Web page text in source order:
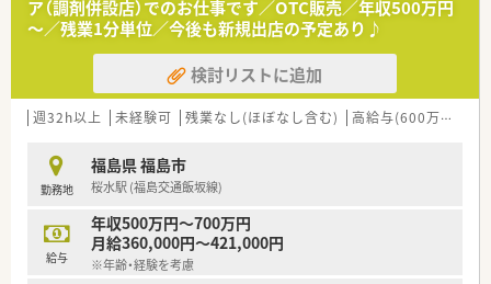
◆調剤とOTCに分野別けした各種講座をe-Learningで学べる
◆研修認定薬剤師や実務実習指導薬剤師といった資格取得支援
もございます
＼企業について／
■1960年の創業以来「お客様第一主義」の信念のもと、現在は東
点）。
門前薬局という役割ではなく地域の生活者医療を担う存在とし
て成長し続けています。
■業界平均の店舗面積より2～5倍の店舗面積があり、その分調
剤室もその分広くなっており衛生的な環境を保っています。
■1店舗当たりの平均売上高が業界ナンバー１となっています。
医薬品の品目数は総合病院並みの1,500～3,000種類
ア（調剤併設店）でのお仕事です／OTC販売／年収500万円
～／残業1分単位／今後も新規出店の予定あり♪
検討リストに追加
週32h以上 未経験可 残業なし(ほぼなし含む) 高給与(600万円以上)
勤務地
福島県 福島市
桜水駅 (福島交通飯坂線)
給与
年収500万円～700万円
月給360,000円～421,000円
※年齢・経験を考慮